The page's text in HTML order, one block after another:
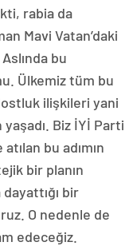
rabia da
Mavi Vatan’daki
bu
Ülkemiz tüm bu
ilişkileri yani
Biz İYİ Parti
bu adımın
bir planın
bir
O nedenle de
edeceğiz.